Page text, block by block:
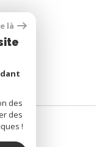
là
des
des
!